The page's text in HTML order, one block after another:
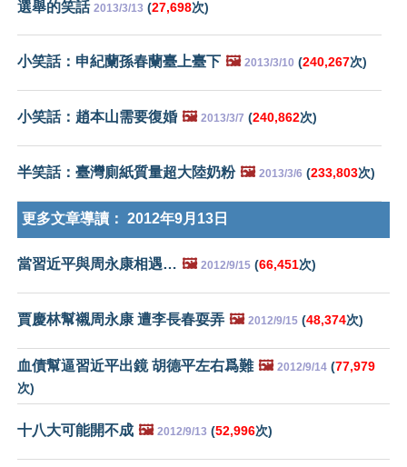
選舉的笑話 2013/3/13 (27,698次)
小笑話：申紀蘭孫春蘭臺上臺下 🖼️ 2013/3/10 (240,267次)
小笑話：趙本山需要復婚 🖼️ 2013/3/7 (240,862次)
半笑話：臺灣廁紙質量超大陸奶粉 🖼️ 2013/3/6 (233,803次)
更多文章導讀： 2012年9月13日
當習近平與周永康相遇… 🖼️ 2012/9/15 (66,451次)
賈慶林幫襯周永康 遭李長春耍弄 🖼️ 2012/9/15 (48,374次)
血債幫逼習近平出鏡 胡德平左右爲難 🖼️ 2012/9/14 (77,979
次)
十八大可能開不成 🖼️ 2012/9/13 (52,996次)